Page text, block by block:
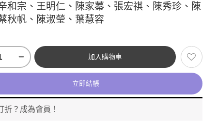
和宗、王明仁、陳家蓁、張宏祺、陳秀珍、陳
秋帆、陳淑瑩、葉慧容
加入購物車
立即結帳
折？成為會員！